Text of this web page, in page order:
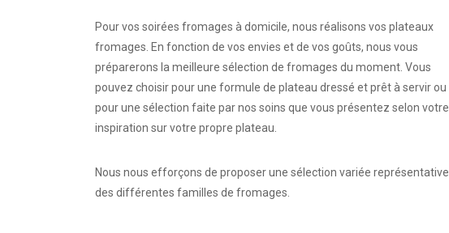
Pour vos soirées fromages à domicile, nous réalisons vos plateaux
fromages. En fonction de vos envies et de vos goûts, nous vous
préparerons la meilleure sélection de fromages du moment. Vous
pouvez choisir pour une formule de plateau dressé et prêt à servir ou
pour une sélection faite par nos soins que vous présentez selon votre
inspiration sur votre propre plateau.
Nous nous efforçons de proposer une sélection variée représentative
des différentes familles de fromages.